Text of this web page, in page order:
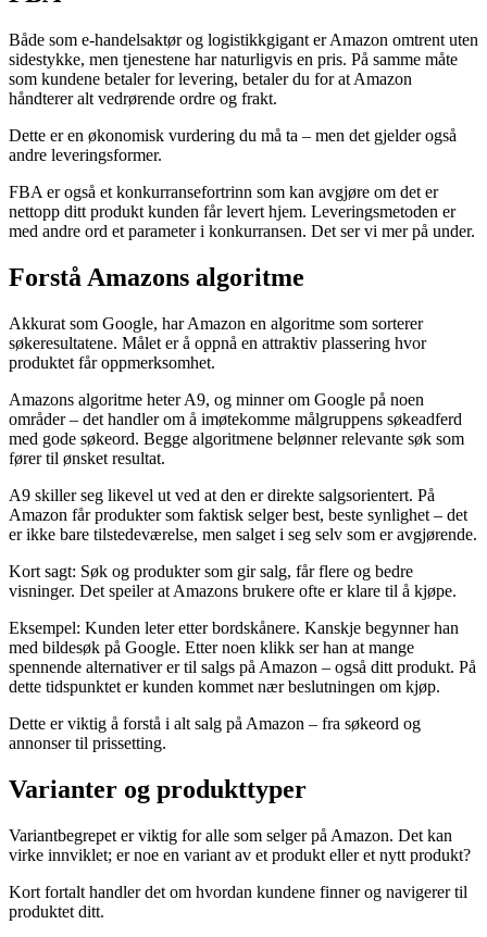
Både som e-handelsaktør og logistikkgigant er Amazon omtrent uten
sidestykke, men tjenestene har naturligvis en pris. På samme måte
som kundene betaler for levering, betaler du for at Amazon
håndterer alt vedrørende ordre og frakt.
Dette er en økonomisk vurdering du må ta – men det gjelder også
andre leveringsformer.
FBA er også et konkurransefortrinn som kan avgjøre om det er
nettopp ditt produkt kunden får levert hjem. Leveringsmetoden er
med andre ord et parameter i konkurransen. Det ser vi mer på under.
Forstå Amazons algoritme
Akkurat som Google, har Amazon en algoritme som sorterer
søkeresultatene. Målet er å oppnå en attraktiv plassering hvor
produktet får oppmerksomhet.
Amazons algoritme heter A9, og minner om Google på noen
områder – det handler om å imøtekomme målgruppens søkeadferd
med gode søkeord. Begge algoritmene belønner relevante søk som
fører til ønsket resultat.
A9 skiller seg likevel ut ved at den er direkte salgsorientert. På
Amazon får produkter som faktisk selger best, beste synlighet – det
er ikke bare tilstedeværelse, men salget i seg selv som er avgjørende.
Kort sagt: Søk og produkter som gir salg, får flere og bedre
visninger. Det speiler at Amazons brukere ofte er klare til å kjøpe.
Eksempel: Kunden leter etter bordskånere. Kanskje begynner han
med bildesøk på Google. Etter noen klikk ser han at mange
spennende alternativer er til salgs på Amazon – også ditt produkt. På
dette tidspunktet er kunden kommet nær beslutningen om kjøp.
Dette er viktig å forstå i alt salg på Amazon – fra søkeord og
annonser til prissetting.
Varianter og produkttyper
Variantbegrepet er viktig for alle som selger på Amazon. Det kan
virke innviklet; er noe en variant av et produkt eller et nytt produkt?
Kort fortalt handler det om hvordan kundene finner og navigerer til
produktet ditt.